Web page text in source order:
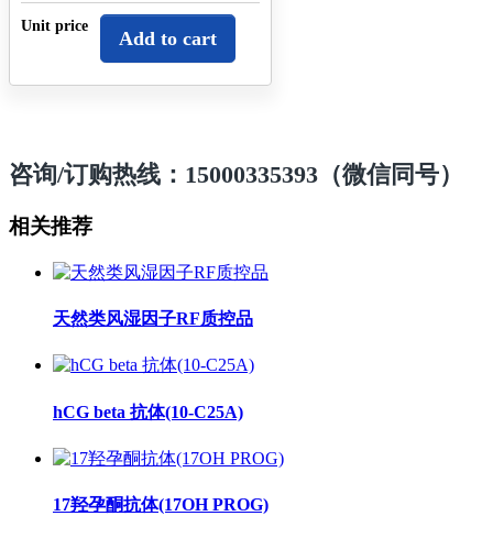
Unit price
Add to cart
咨询/订购热线：15000335393（微信同号）
相关推荐
天然类风湿因子RF质控品
hCG beta 抗体(10-C25A)
17羟孕酮抗体(17OH PROG)